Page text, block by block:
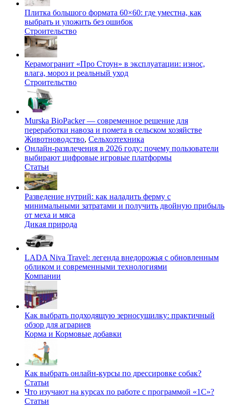
Плитка большого формата 60×60: где уместна, как
выбрать и уложить без ошибок
Строительство
Керамогранит «Про Стоун» в эксплуатации: износ,
влага, мороз и реальный уход
Строительство
Murska BioPacker — современное решение для
переработки навоза и помета в сельском хозяйстве
Животноводство, Сельхозтехника
Онлайн-развлечения в 2026 году: почему пользователи
выбирают цифровые игровые платформы
Статьи
Разведение нутрий: как наладить ферму с
минимальными затратами и получить двойную прибыль
от меха и мяса
Дикая природа
LADA Niva Travel: легенда внедорожья с обновленным
обликом и современными технологиями
Компании
Как выбрать подходящую зерносушилку: практичный
обзор для аграриев
Корма и Кормовые добавки
Как выбрать онлайн-курсы по дрессировке собак?
Статьи
Что изучают на курсах по работе с программой «1С»?
Статьи